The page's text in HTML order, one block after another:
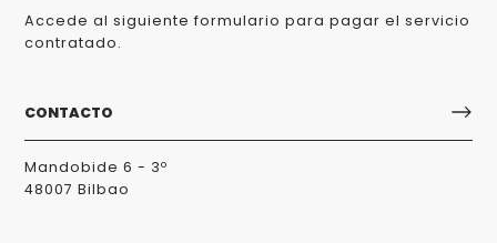
Accede al siguiente formulario para pagar el servicio
contratado.
CONTACTO
Mandobide 6 - 3º
48007 Bilbao